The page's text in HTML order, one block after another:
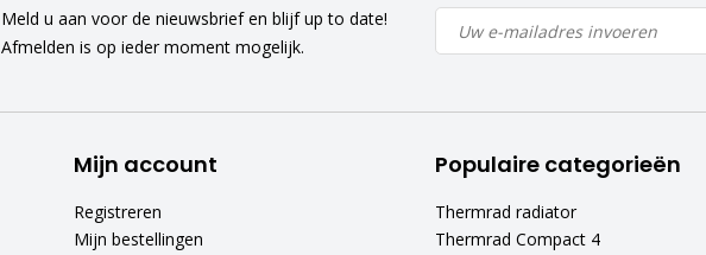
Meld u aan voor de nieuwsbrief en blijf up to date!
Afmelden is op ieder moment mogelijk.
Mijn account
Registreren
Mijn bestellingen
Populaire categorieën
Thermrad radiator
Thermrad Compact 4